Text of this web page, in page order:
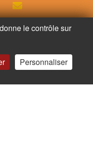
nous
Facebook
rien,
le contrôle sur
Personnaliser